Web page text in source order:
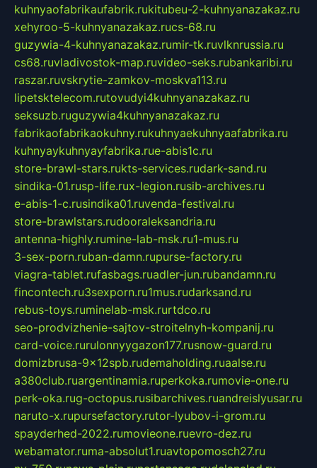
kuhnyaofabrikaufabrik.rukitubeu-2-kuhnyanazakaz.ru
xehyroo-5-kuhnyanazakaz.rucs-68.ru
guzywia-4-kuhnyanazakaz.rumir-tk.ruvlknrussia.ru
cs68.ruvladivostok-map.ruvideo-seks.rubankaribi.ru
raszar.ruvskrytie-zamkov-moskva113.ru
lipetsktelecom.rutovudyi4kuhnyanazakaz.ru
seksuzb.ruguzywia4kuhnyanazakaz.ru
fabrikaofabrikaokuhny.rukuhnyaekuhnyaafabrika.ru
kuhnyaykuhnyayfabrika.rue-abis1c.ru
store-brawl-stars.rukts-services.rudark-sand.ru
sindika-01.rusp-life.rux-legion.rusib-archives.ru
e-abis-1-c.rusindika01.ruvenda-festival.ru
store-brawlstars.rudooraleksandria.ru
antenna-highly.rumine-lab-msk.ru1-mus.ru
3-sex-porn.ruban-damn.rupurse-factory.ru
viagra-tablet.rufasbags.ruadler-jun.rubandamn.ru
fincontech.ru3sexporn.ru1mus.rudarksand.ru
rebus-toys.ruminelab-msk.rurtdco.ru
seo-prodvizhenie-sajtov-stroitelnyh-kompanij.ru
card-voice.rurulonnyygazon177.rusnow-guard.ru
domizbrusa-9x12spb.rudemaholding.ruaalse.ru
a380club.ruargentinamia.ruperkoka.rumovie-one.ru
perk-oka.rug-octopus.rusibarchives.ruandreislyusar.ru
naruto-x.rupursefactory.rutor-lyubov-i-grom.ru
spayderhed-2022.rumovieone.ruevro-dez.ru
webamator.ruma-absolut1.ruavtopomosch27.ru